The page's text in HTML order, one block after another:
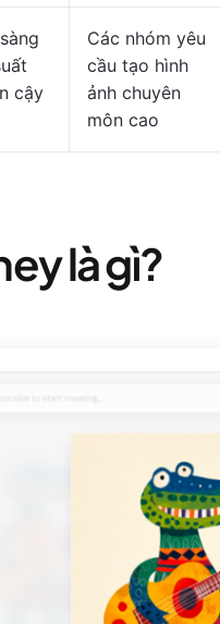
cậy
Các nhóm yêu
cầu tạo hình
ảnh chuyên
môn cao
là gì?